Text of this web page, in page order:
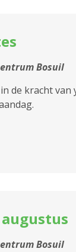
Bosuil
de kracht
Bosuil